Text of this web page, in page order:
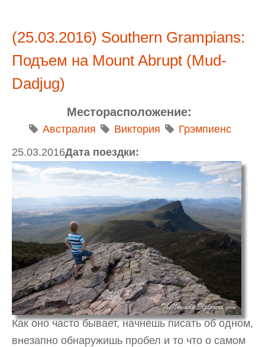
(25.03.2016) Southern Grampians:
Подъем на Mount Abrupt (Mud-
Dadjug)
Месторасположение:
Австралия Виктория
Грэмпиенс
Дата поездки:
25.03.2016
Как оно часто бывает, начнешь писать об одном,
внезапно обнаружишь пробел и то что о самом